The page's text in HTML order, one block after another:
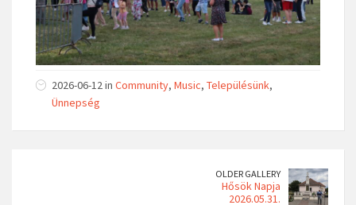
2026-06-12 in Community, Music, Településünk,
Ünnepség
OLDER GALLERY
Hősök Napja
2026.05.31.